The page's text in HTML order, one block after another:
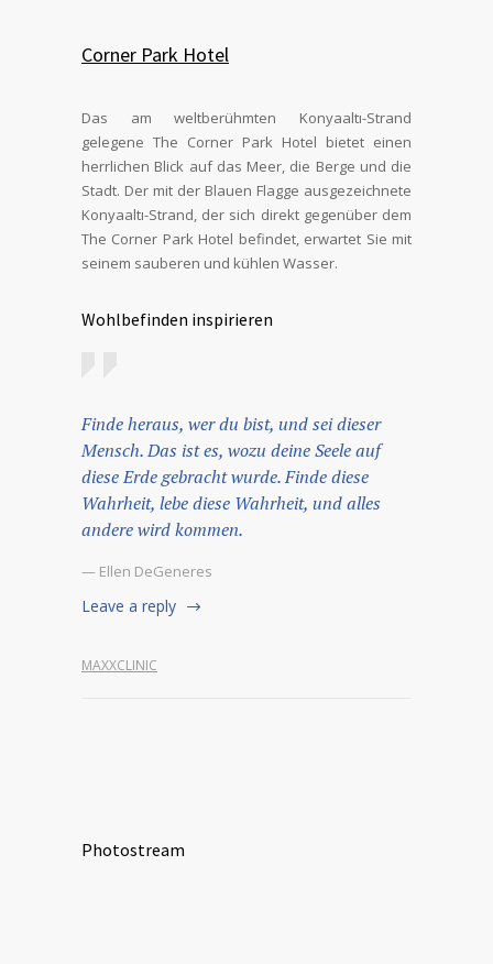
Corner Park Hotel
Das am weltberühmten Konyaaltı-Strand
gelegene The Corner Park Hotel bietet einen
herrlichen Blick auf das Meer, die Berge und die
Stadt. Der mit der Blauen Flagge ausgezeichnete
Konyaaltı-Strand, der sich direkt gegenüber dem
The Corner Park Hotel befindet, erwartet Sie mit
seinem sauberen und kühlen Wasser.
Wohlbefinden inspirieren
Finde heraus, wer du bist, und sei dieser
Mensch. Das ist es, wozu deine Seele auf
diese Erde gebracht wurde. Finde diese
Wahrheit, lebe diese Wahrheit, und alles
andere wird kommen.
— Ellen DeGeneres
Leave a reply
MAXXCLINIC
Photostream